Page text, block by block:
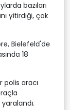
bazıları
yitirdiği, çok
Bielefeld'de
18
polis aracı